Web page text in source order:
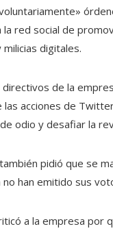
red social de
digitales.
de la
acciones de
odio y desafiar la
pidió que se
no han emitido sus
a la empresa por